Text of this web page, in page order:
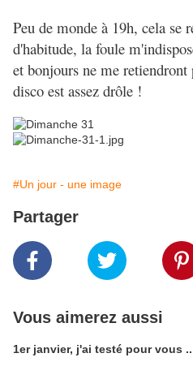
Peu de monde à 19h, cela
d'habitude, la foule
et bonjours ne me retiendront
disco est assez drôle !
#Un jour - une image
Partager
Vous aimerez aussi
1er janvier, j'ai testé pour vous